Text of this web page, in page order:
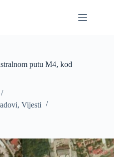
putu M4, kod
, Vijesti